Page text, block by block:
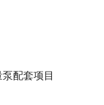
配套项目